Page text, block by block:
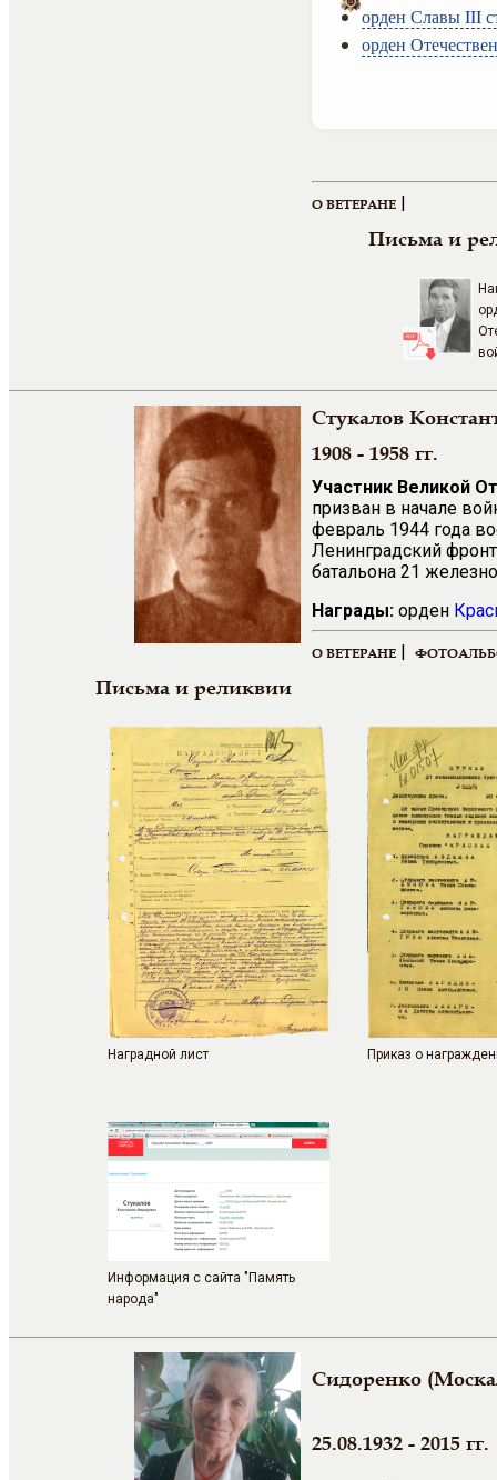
орден Славы III
орден
О ВЕТЕРАНЕ |
Письма и
Стукалов
1908 - 1958 гг.
Участник Великой
призван в начале
февраль 1944 года
Ленинградский
батальона 21
Награды: орден
О ВЕТЕРАНЕ |
Письма и реликвии
Наградной лист Приказ о
Информация с сайта "Память
народа"
Сидоренко
25.08.1932 - 2015 гг.